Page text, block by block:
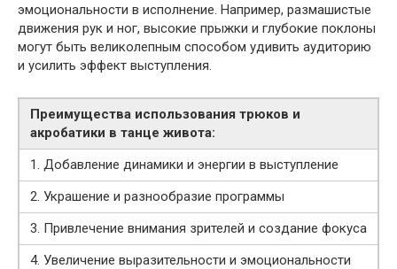
эмоциональности в исполнение. Например, размашистые
движения рук и ног, высокие прыжки и глубокие поклоны
могут быть великолепным способом удивить аудиторию
и усилить эффект выступления.
Преимущества использования трюков и
акробатики в танце живота:
1. Добавление динамики и энергии в выступление
2. Украшение и разнообразие программы
3. Привлечение внимания зрителей и создание фокуса
4. Увеличение выразительности и эмоциональности